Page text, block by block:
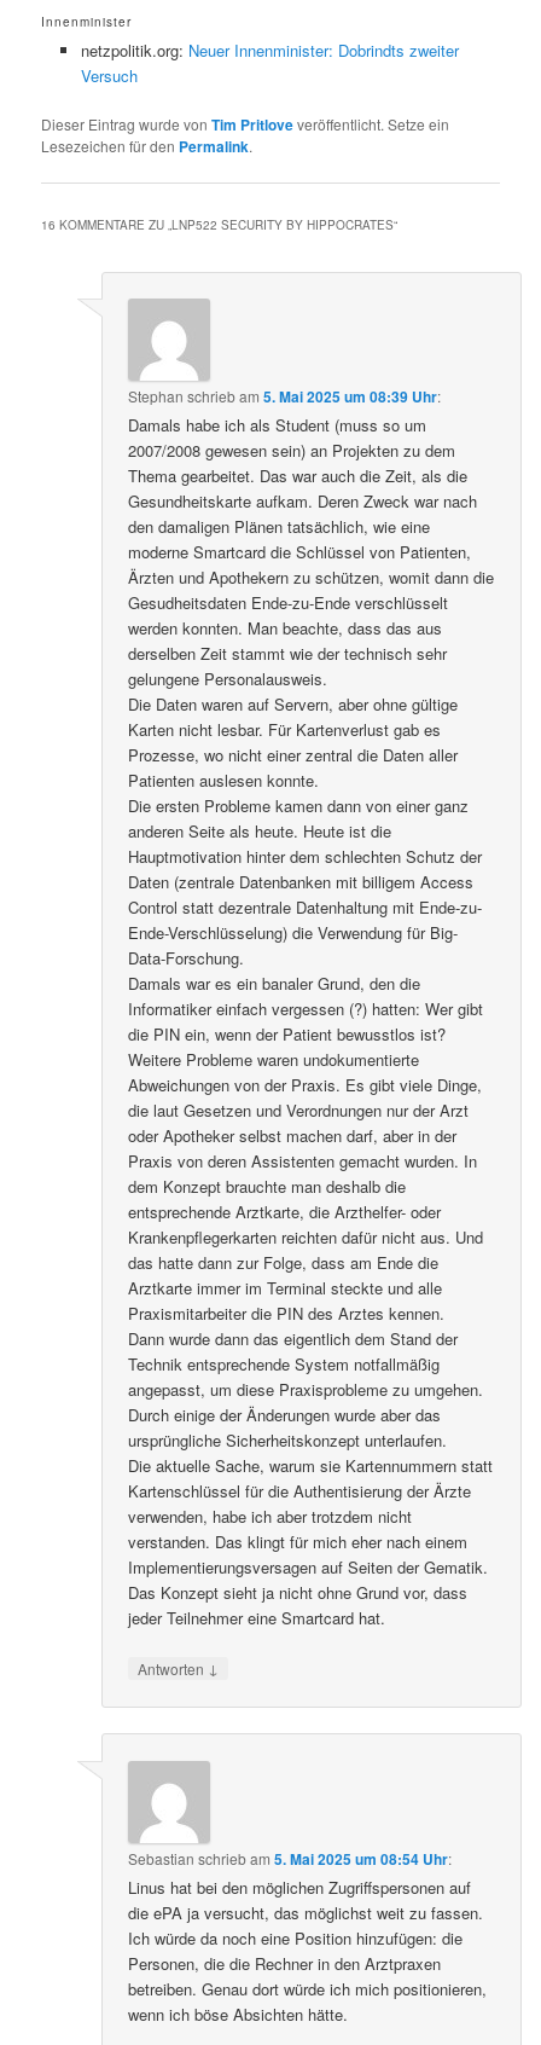
Innenminister
netzpolitik.org: Neuer Innenminister: Dobrindts zweiter
Versuch
Dieser Eintrag wurde vonTim Pritloveveröffentlicht. Setze ein
Lesezeichen für den Permalink.
16 KOMMENTARE ZU „LNP522 SECURITY BY HIPPOCRATES“
Stephan schriebam5. Mai 2025 um 08:39 Uhr:
Damals habe ich als Student (muss so um
2007/2008 gewesen sein) an Projekten zu dem
Thema gearbeitet. Das war auch die Zeit, als die
Gesundheitskarte aufkam. Deren Zweck war nach
den damaligen Plänen tatsächlich, wie eine
moderne Smartcard die Schlüssel von Patienten,
Ärzten und Apothekern zu schützen, womit dann die
Gesudheitsdaten Ende-zu-Ende verschlüsselt
werden konnten. Man beachte, dass das aus
derselben Zeit stammt wie der technisch sehr
gelungene Personalausweis.
Die Daten waren auf Servern, aber ohne gültige
Karten nicht lesbar. Für Kartenverlust gab es
Prozesse, wo nicht einer zentral die Daten aller
Patienten auslesen konnte.
Die ersten Probleme kamen dann von einer ganz
anderen Seite als heute. Heute ist die
Hauptmotivation hinter dem schlechten Schutz der
Daten (zentrale Datenbanken mit billigem Access
Control statt dezentrale Datenhaltung mit Ende-zu-
Ende-Verschlüsselung) die Verwendung für Big-
Data-Forschung.
Damals war es ein banaler Grund, den die
Informatiker einfach vergessen (?) hatten: Wer gibt
die PIN ein, wenn der Patient bewusstlos ist?
Weitere Probleme waren undokumentierte
Abweichungen von der Praxis. Es gibt viele Dinge,
die laut Gesetzen und Verordnungen nur der Arzt
oder Apotheker selbst machen darf, aber in der
Praxis von deren Assistenten gemacht wurden. In
dem Konzept brauchte man deshalb die
entsprechende Arztkarte, die Arzthelfer- oder
Krankenpflegerkarten reichten dafür nicht aus. Und
das hatte dann zur Folge, dass am Ende die
Arztkarte immer im Terminal steckte und alle
Praxismitarbeiter die PIN des Arztes kennen.
Dann wurde dann das eigentlich dem Stand der
Technik entsprechende System notfallmäßig
angepasst, um diese Praxisprobleme zu umgehen.
Durch einige der Änderungen wurde aber das
ursprüngliche Sicherheitskonzept unterlaufen.
Die aktuelle Sache, warum sie Kartennummern statt
Kartenschlüssel für die Authentisierung der Ärzte
verwenden, habe ich aber trotzdem nicht
verstanden. Das klingt für mich eher nach einem
Implementierungsversagen auf Seiten der Gematik.
Das Konzept sieht ja nicht ohne Grund vor, dass
jeder Teilnehmer eine Smartcard hat.
Antworten ↓
Sebastian schriebam5. Mai 2025 um 08:54 Uhr:
Linus hat bei den möglichen Zugriffspersonen auf
die ePA ja versucht, das möglichst weit zu fassen.
Ich würde da noch eine Position hinzufügen: die
Personen, die die Rechner in den Arztpraxen
betreiben. Genau dort würde ich mich positionieren,
wenn ich böse Absichten hätte.